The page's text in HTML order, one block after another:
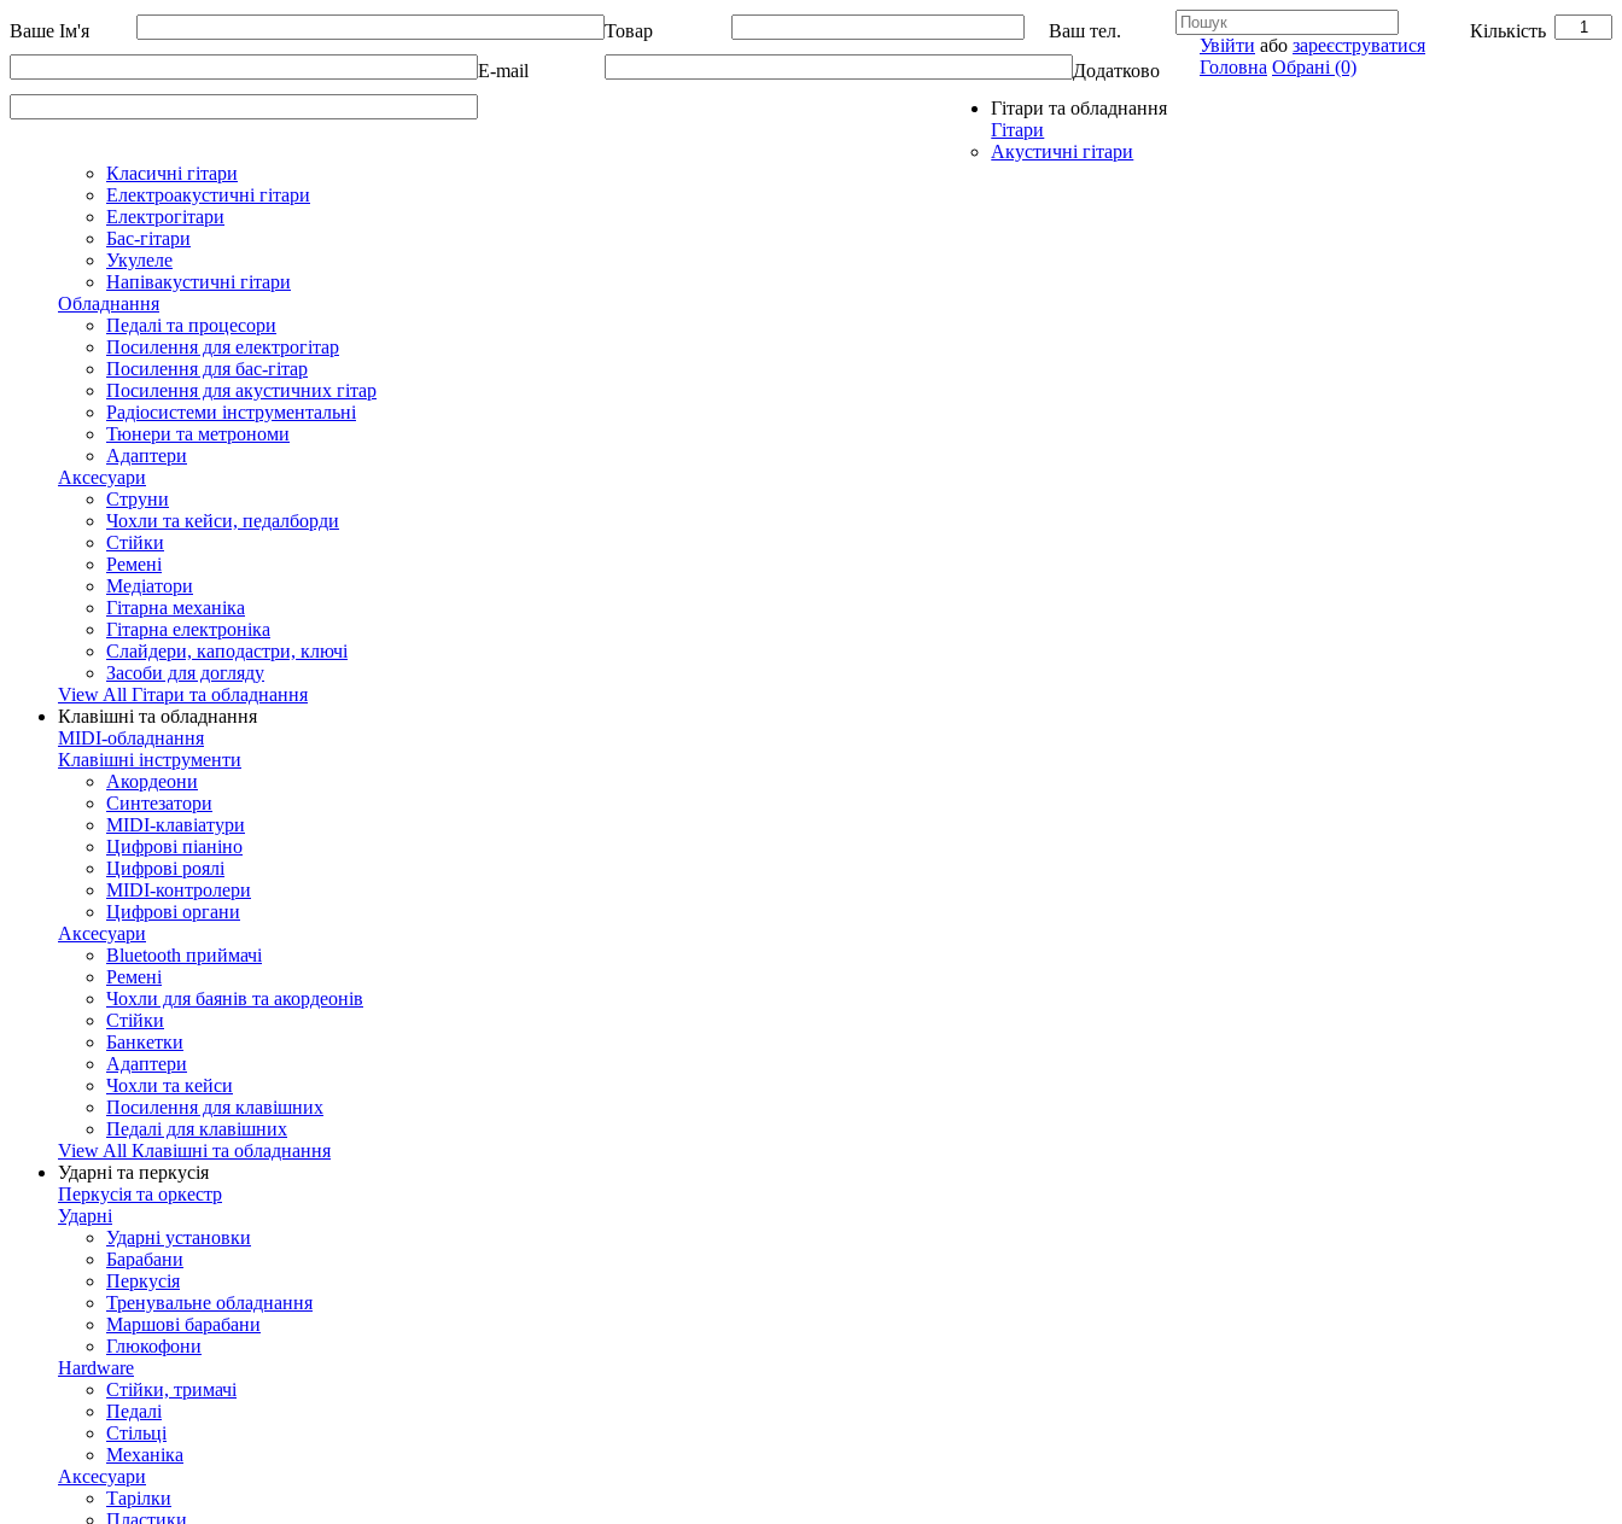
Ваше Ім'я Товар Кількість
Ваш тел.
E-mail
Додатково
Allegro - Music: Музичні інструменти в Україні
Увійти або зареєструватися
Головна Обрані (0)
Гітари та обладнання
Гітари
Акустичні гітари
Класичні гітари
Електроакустичні гітари
Електрогітари
Бас-гітари
Укулеле
Напівакустичні гітари
Обладнання
Педалі та процесори
Посилення для електрогітар
Посилення для бас-гітар
Посилення для акустичних гітар
Радіосистеми інструментальні
Тюнери та метрономи
Адаптери
Аксесуари
Струни
Чохли та кейси, педалборди
Стійки
Ремені
Медіатори
Гітарна механіка
Гітарна електроніка
Слайдери, каподастри, ключі
Засоби для догляду
View All Гітари та обладнання
Клавішні та обладнання
MIDI-обладнання
Клавішні інструменти
Акордеони
Синтезатори
MIDI-клавіатури
Цифрові піаніно
Цифрові роялі
MIDI-контролери
Цифрові органи
Аксесуари
Bluetooth приймачі
Ремені
Чохли для баянів та акордеонів
Стійки
Банкетки
Адаптери
Чохли та кейси
Посилення для клавішних
Педалі для клавішних
View All Клавішні та обладнання
Ударні та перкусія
Перкусія та оркестр
Ударні
Ударні установки
Барабани
Перкусія
Тренувальне обладнання
Маршові барабани
Глюкофони
Hardware
Стійки, тримачі
Педалі
Стільці
Механіка
Аксесуари
Тарілки
Пластики